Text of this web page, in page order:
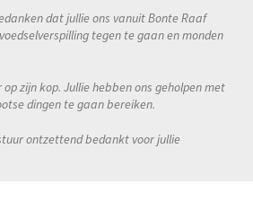
dat jullie ons vanuit Bonte Raaf
tegen te gaan en monden
zijn kop. Jullie hebben ons geholpen met
dingen te gaan bereiken.
ontzettend bedankt voor jullie